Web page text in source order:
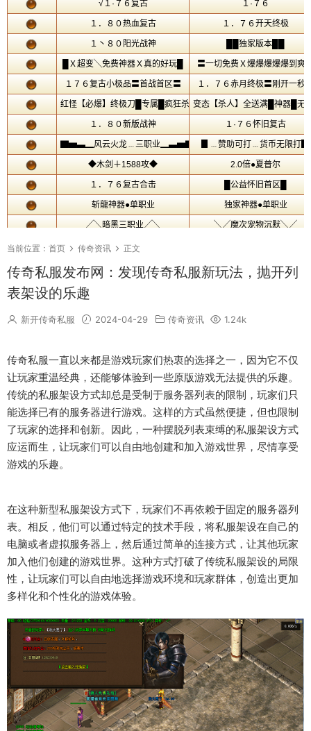
当前位置： 首页 传奇资讯 正文
传奇私服发布网：发现传奇私服新玩法，抛开列
表架设的乐趣
新开传奇私服 2024-04-29 传奇资讯 1.24k
传奇私服一直以来都是游戏玩家们热衷的选择之一，因为它不仅
让玩家重温经典，还能够体验到一些原版游戏无法提供的乐趣。
传统的私服架设方式却总是受制于服务器列表的限制，玩家们只
能选择已有的服务器进行游戏。这样的方式虽然便捷，但也限制
了玩家的选择和创新。因此，一种摆脱列表束缚的私服架设方式
应运而生，让玩家们可以自由地创建和加入游戏世界，尽情享受
游戏的乐趣。
在这种新型私服架设方式下，玩家们不再依赖于固定的服务器列
表。相反，他们可以通过特定的技术手段，将私服架设在自己的
电脑或者虚拟服务器上，然后通过简单的连接方式，让其他玩家
加入他们创建的游戏世界。这种方式打破了传统私服架设的局限
性，让玩家们可以自由地选择游戏环境和玩家群体，创造出更加
多样化和个性化的游戏体验。